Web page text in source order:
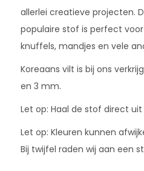
allerlei creatieve projecten.
populaire stof is perfect
knuffels, mandjes en vele
Koreaans vilt is bij ons
en 3 mm.
Let op: Haal de stof direct
Let op: Kleuren kunnen
Bij twijfel raden wij aan een